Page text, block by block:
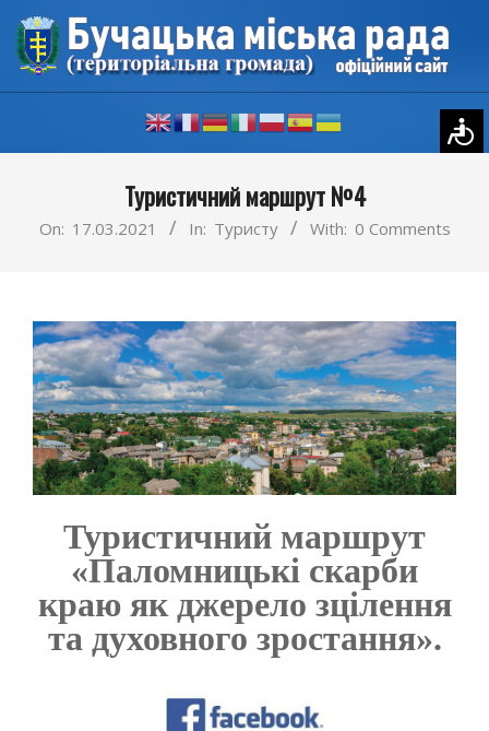
Skip
content
Туристичний маршрут №4
On: 17.03.2021 In: Туристу With: 0 Comments
Туристичний маршрут
«Паломницькі скарби
краю як джерело зцілення
та духовного зростання».